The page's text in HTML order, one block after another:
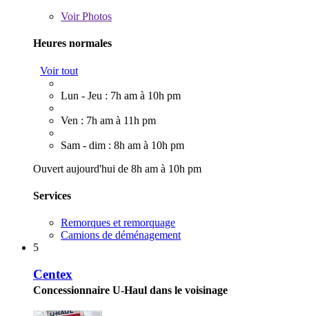
VoirPhotos
Heures normales
Voir tout
Lun - Jeu : 7h am à 10h pm
Ven : 7h am à 11h pm
Sam - dim : 8h am à 10h pm
Ouvert aujourd'hui de 8h am à 10h pm
Services
Remorques et remorquage
Camions de déménagement
5
Centex
Concessionnaire U-Haul dans le voisinage